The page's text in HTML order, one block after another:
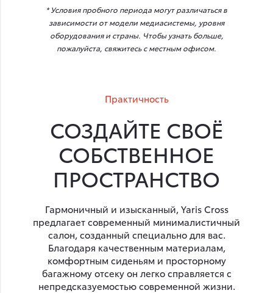
* Условия пробного периода могут различаться в
зависимости от модели медиасистемы, уровня
оборудования и страны. Чтобы узнать больше,
пожалуйста, свяжитесь с местным офисом.
Практичность
СОЗДАЙТЕ СВОЁ
СОБСТВЕННОЕ
ПРОСТРАНСТВО
Гармоничный и изысканный, Yaris Cross
предлагает современный минималистичный
салон, созданный специально для вас.
Благодаря качественным материалам,
комфортным сиденьям и просторному
багажному отсеку он легко справляется с
непредсказуемостью современной жизни.